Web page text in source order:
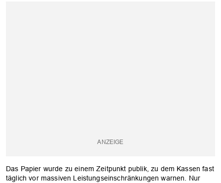
Das Papier wurde zu einem Zeitpunkt publik, zu dem Kassen fast
täglich vor massiven Leistungseinschränkungen warnen. Nur